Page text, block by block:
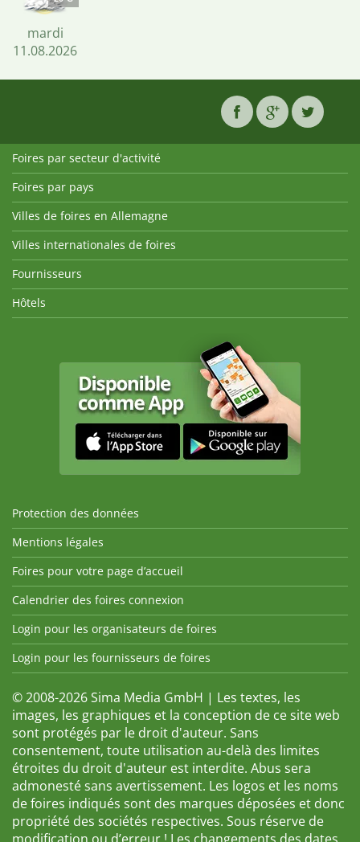
mardi
11.08.2026
Foires par secteur d'activité
Foires par pays
Villes de foires en Allemagne
Villes internationales de foires
Fournisseurs
Hôtels
Protection des données
Mentions légales
Foires pour votre page d’accueil
Calendrier des foires connexion
Login pour les organisateurs de foires
Login pour les fournisseurs de foires
© 2008-2026 Sima Media GmbH | Les textes, les
images, les graphiques et la conception de ce site web
sont protégés par le droit d'auteur. Sans
consentement, toute utilisation au-delà des limites
étroites du droit d'auteur est interdite. Abus sera
admonesté sans avertissement. Les logos et les noms
de foires indiqués sont des marques déposées et donc
propriété des sociétés respectives. Sous réserve de